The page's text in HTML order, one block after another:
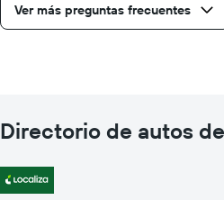
Ver más preguntas frecuentes
Directorio de autos